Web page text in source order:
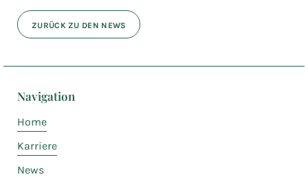
ZURÜCK ZU DEN NEWS
Navigation
Home
Karriere
News